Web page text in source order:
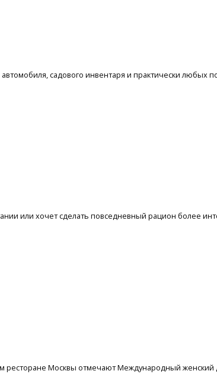
садового инвентаря и практически
или хочет сделать повседневный рацион более
ресторане Москвы отмечают Международный